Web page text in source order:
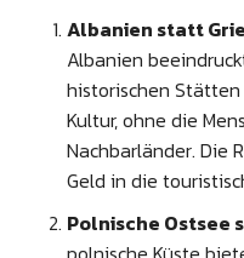
Albanien statt
Albanien
historischen
Kultur, ohne die
Nachbarländer. Die
Geld in die
Polnische Ostsee